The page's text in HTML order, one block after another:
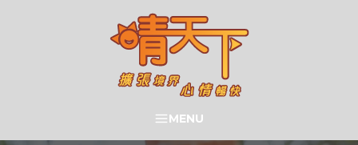
晴天下 SHININGMEUP
SEARCH
MENU